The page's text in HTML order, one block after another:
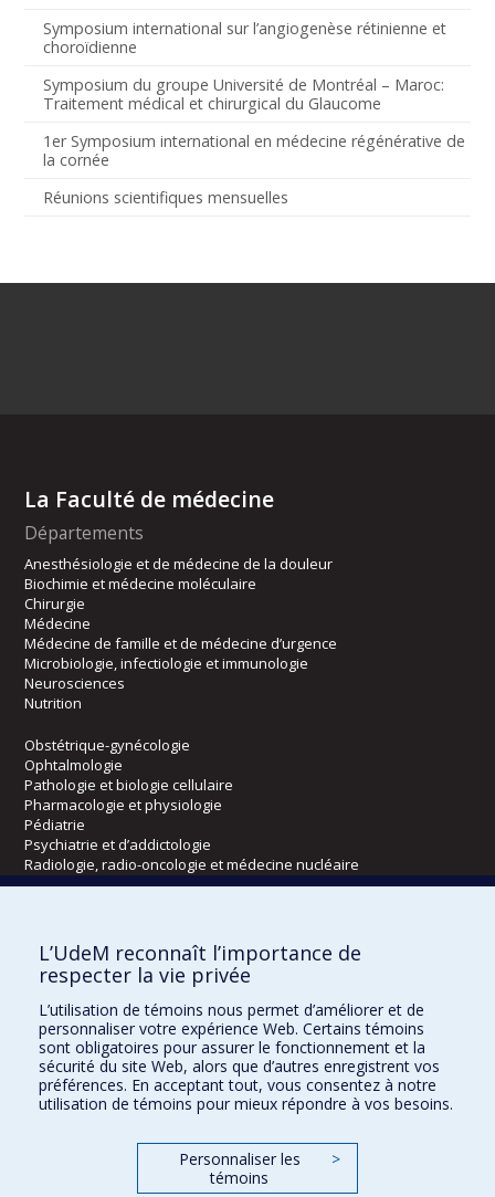
Symposium international sur l’angiogenèse rétinienne et
choroïdienne
Symposium du groupe Université de Montréal – Maroc:
Traitement médical et chirurgical du Glaucome
1er Symposium international en médecine régénérative de
la cornée
Réunions scientifiques mensuelles
La Faculté de médecine
Départements
Anesthésiologie et de médecine de la douleur
Biochimie et médecine moléculaire
Chirurgie
Médecine
Médecine de famille et de médecine d’urgence
Microbiologie, infectiologie et immunologie
Neurosciences
Nutrition
Obstétrique-gynécologie
Ophtalmologie
Pathologie et biologie cellulaire
Pharmacologie et physiologie
Pédiatrie
Psychiatrie et d’addictologie
Radiologie, radio-oncologie et médecine nucléaire
Écoles
Kinésiologie et des sciences de l’activité physique
Orthophonie et audiologie
Réadaptation
Directions
DPC
CPASS
L’UdeM reconnaît l’importance de
respecter la vie privée
L’utilisation de témoins nous permet d’améliorer et de
personnaliser votre expérience Web. Certains témoins
sont obligatoires pour assurer le fonctionnement et la
sécurité du site Web, alors que d’autres enregistrent vos
préférences. En acceptant tout, vous consentez à notre
utilisation de témoins pour mieux répondre à vos besoins.
Personnaliser les
témoins
>